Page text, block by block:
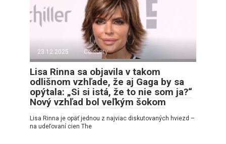
23.12.2025 Celebrity
Lisa Rinna sa objavila v takom
odlišnom vzhľade, že aj Gaga by sa
opýtala: „Si si istá, že to nie som ja?“
Nový vzhľad bol veľkým šokom
Lisa Rinna je opäť jednou z najviac diskutovaných hviezd –
na udeľovaní cien The